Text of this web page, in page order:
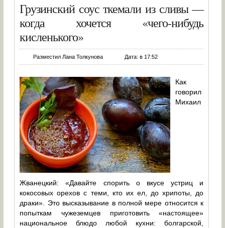
Грузинский соус ткемали из сливы —
когда хочется «чего-нибудь
кисленького»
Разместил Лана Толкунова Дата: в 17:52
Как
говорил
Михаил
Жванецкий: «Давайте спорить о вкусе устриц и
кокосовых орехов с теми, кто их ел, до хрипоты, до
драки». Это высказывание в полной мере относится к
попыткам чужеземцев приготовить «настоящее»
национальное блюдо любой кухни: болгарской,